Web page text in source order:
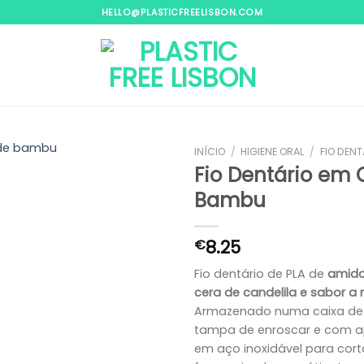
HELLO@PLASTICFREELISBON.COM
INÍCIO / HIGIENE ORAL / FIO
Fio Dentário em
Bambu
€8.25
Fio dentário de PLA de
cera de candelila e sabor a
Armazenado numa caixa
tampa de enroscar e com
em aço inoxidável para